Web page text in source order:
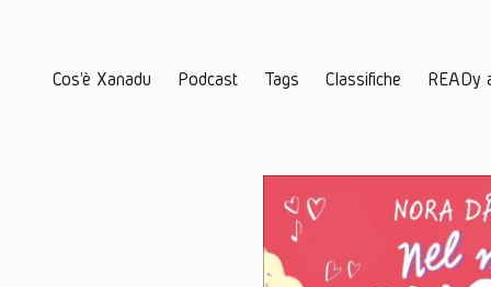
Cos'è Xanadu Podcast Tags Classifiche READy